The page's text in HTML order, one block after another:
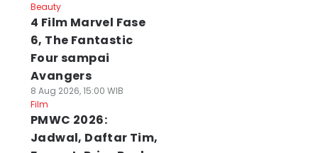
Beauty
4 Film Marvel Fase
6, The Fantastic
Four sampai
Avangers
8 Aug 2026, 15:00 WIB
Film
PMWC 2026:
Jadwal, Daftar Tim,